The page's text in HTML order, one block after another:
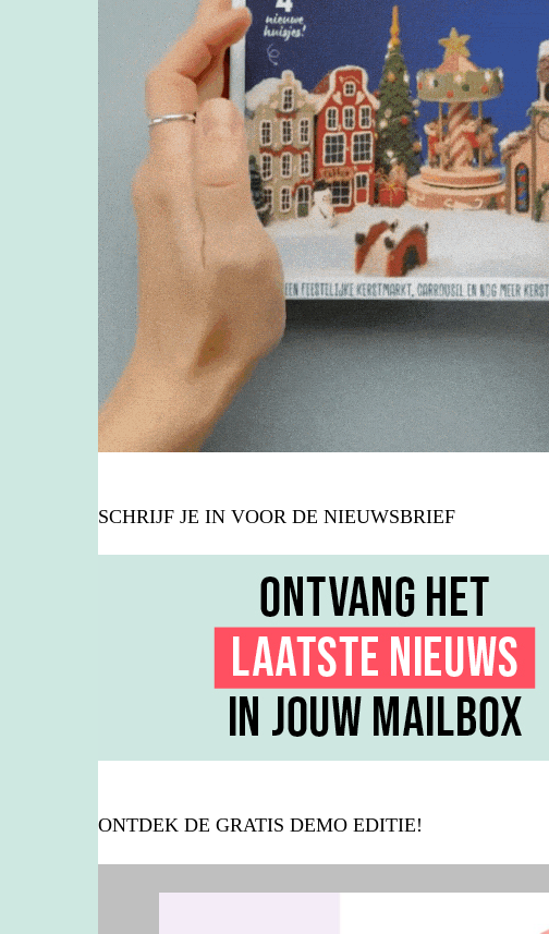
SCHRIJF JE IN VOOR DE NIEUWSBRIEF
ONTDEK DE GRATIS DEMO EDITIE!